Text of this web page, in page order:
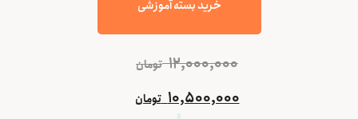
خرید بسته آموزشی
12,000,000 تومان
10,500,000 تومان